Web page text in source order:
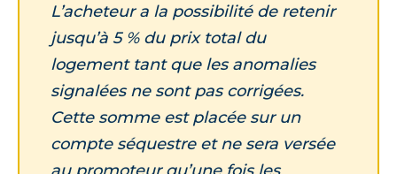
L’acheteur a la possibilité de retenir
jusqu’à 5 % du prix total du
logement tant que les anomalies
signalées ne sont pas corrigées.
Cette somme est placée sur un
compte séquestre et ne sera versée